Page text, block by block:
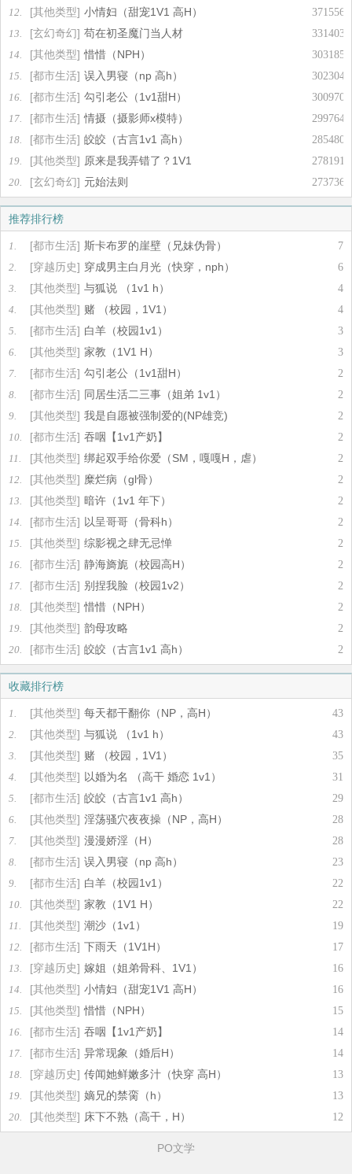
371556
12. [其他类型] 小情妇（甜宠1V1 高H）
331403
13. [玄幻奇幻] 苟在初圣魔门当人材
303185
14. [其他类型] 惜惜（NPH）
302304
15. [都市生活] 误入男寝（np 高h）
300970
16. [都市生活] 勾引老公（1v1甜H）
299764
17. [都市生活] 情摄（摄影师x模特）
285480
18. [都市生活] 皎皎（古言1v1 高h）
278191
19. [其他类型] 原来是我弄错了？1V1
273736
20. [玄幻奇幻] 元始法则
推荐排行榜
7
1. [都市生活] 斯卡布罗的崖壁（兄妹伪骨）
6
2. [穿越历史] 穿成男主白月光（快穿，nph）
4
3. [其他类型] 与狐说 （1v1 h）
4
4. [其他类型] 赌 （校园，1V1）
3
5. [都市生活] 白羊（校园1v1）
3
6. [其他类型] 家教（1V1 H）
2
7. [都市生活] 勾引老公（1v1甜H）
2
8. [都市生活] 同居生活二三事（姐弟 1v1）
2
9. [其他类型] 我是自愿被强制爱的(NP雄竞)
2
10. [都市生活] 吞咽【1v1产奶】
2
11. [其他类型] 绑起双手给你爱（SM，嘎嘎H，虐）
2
12. [其他类型] 糜烂病（gl骨）
2
13. [其他类型] 暗许（1v1 年下）
2
14. [都市生活] 以呈哥哥（骨科h）
2
15. [其他类型] 综影视之肆无忌惮
2
16. [都市生活] 静海旖旎（校园高H）
2
17. [都市生活] 别捏我脸（校园1v2）
2
18. [其他类型] 惜惜（NPH）
2
19. [其他类型] 韵母攻略
2
20. [都市生活] 皎皎（古言1v1 高h）
收藏排行榜
43
1. [其他类型] 每天都干翻你（NP，高H）
43
2. [其他类型] 与狐说 （1v1 h）
35
3. [其他类型] 赌 （校园，1V1）
31
4. [其他类型] 以婚为名 （高干 婚恋 1v1）
29
5. [都市生活] 皎皎（古言1v1 高h）
28
6. [其他类型] 淫荡骚穴夜夜操（NP，高H）
28
7. [其他类型] 漫漫娇淫（H）
23
8. [都市生活] 误入男寝（np 高h）
22
9. [都市生活] 白羊（校园1v1）
22
10. [其他类型] 家教（1V1 H）
19
11. [其他类型] 潮沙（1v1）
17
12. [都市生活] 下雨天（1V1H）
16
13. [穿越历史] 嫁姐（姐弟骨科、1V1）
16
14. [其他类型] 小情妇（甜宠1V1 高H）
15
15. [其他类型] 惜惜（NPH）
14
16. [都市生活] 吞咽【1v1产奶】
14
17. [都市生活] 异常现象（婚后H）
13
18. [穿越历史] 传闻她鲜嫩多汁（快穿 高H）
13
19. [其他类型] 嫡兄的禁脔（h）
12
20. [其他类型] 床下不熟（高干，H）
PO文学